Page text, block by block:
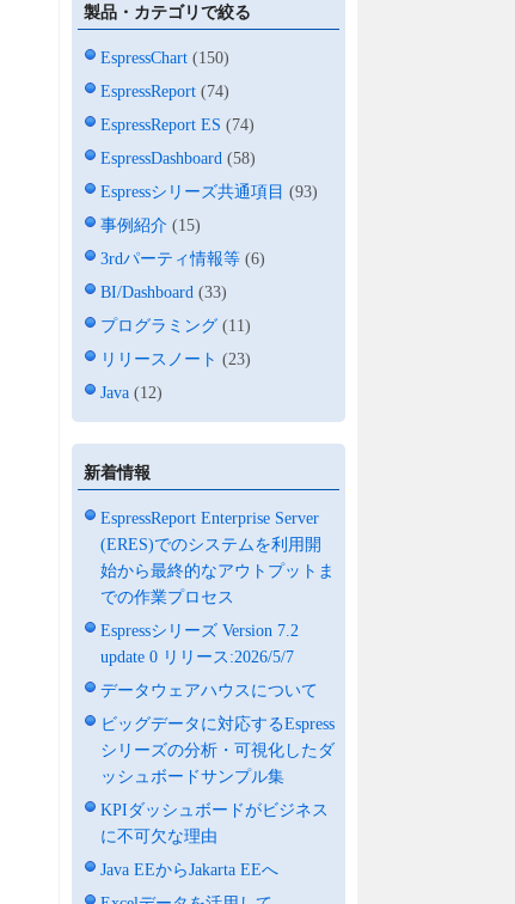
製品・カテゴリで絞る
EspressChart (150)
EspressReport (74)
EspressReport ES (74)
EspressDashboard (58)
Espressシリーズ共通項目 (93)
事例紹介 (15)
3rdパーティ情報等 (6)
BI/Dashboard (33)
プログラミング (11)
リリースノート (23)
Java (12)
新着情報
EspressReport Enterprise Server
(ERES)でのシステムを利用開
始から最終的なアウトプットま
での作業プロセス
Espressシリーズ Version 7.2
update 0 リリース:2026/5/7
データウェアハウスについて
ビッグデータに対応するEspress
シリーズの分析・可視化したダ
ッシュボードサンプル集
KPIダッシュボードがビジネス
に不可欠な理由
Java EEからJakarta EEへ